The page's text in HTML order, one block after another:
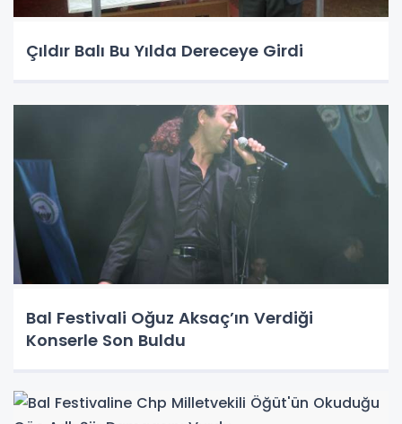
Çıldır Balı Bu Yılda Dereceye Girdi
Bal Festivali Oğuz Aksaç’ın Verdiği
Konserle Son Buldu